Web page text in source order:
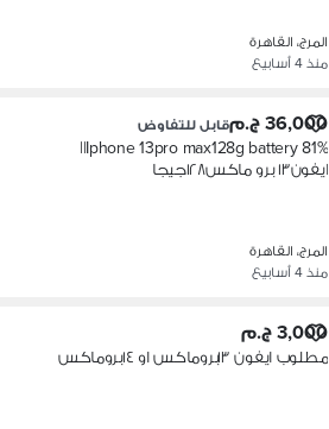
المرج، القاهرة
منذ 4 أسابيع
36,000 ج.م قابل للتفاوض
‏Iphone 13pro max128g battery 81%||
ايفون١٣ برو ماكس١٢٨جيجا
المرج، القاهرة
منذ 4 أسابيع
3,000 ج.م
مطلوب ايفون ١٣بروماكس او ١٤بروماكس